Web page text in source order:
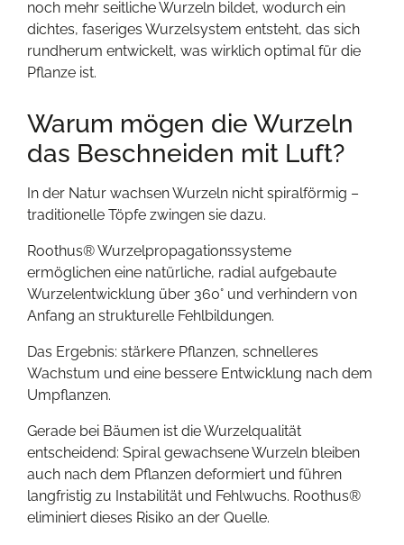
noch mehr seitliche Wurzeln bildet, wodurch ein
dichtes, faseriges Wurzelsystem entsteht, das sich
rundherum entwickelt, was wirklich optimal für die
Pflanze ist.
Warum mögen die Wurzeln
das Beschneiden mit Luft?
In der Natur wachsen Wurzeln nicht spiralförmig –
traditionelle Töpfe zwingen sie dazu.
Roothus® Wurzelpropagationssysteme
ermöglichen eine natürliche, radial aufgebaute
Wurzelentwicklung über 360° und verhindern von
Anfang an strukturelle Fehlbildungen.
Das Ergebnis: stärkere Pflanzen, schnelleres
Wachstum und eine bessere Entwicklung nach dem
Umpflanzen.
Gerade bei Bäumen ist die Wurzelqualität
entscheidend: Spiral gewachsene Wurzeln bleiben
auch nach dem Pflanzen deformiert und führen
langfristig zu Instabilität und Fehlwuchs. Roothus®
eliminiert dieses Risiko an der Quelle.